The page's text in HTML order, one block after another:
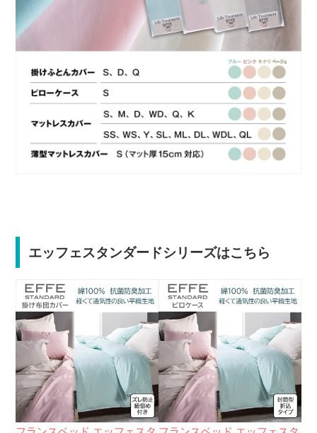
エッフェスタンダードシリーズはこちら